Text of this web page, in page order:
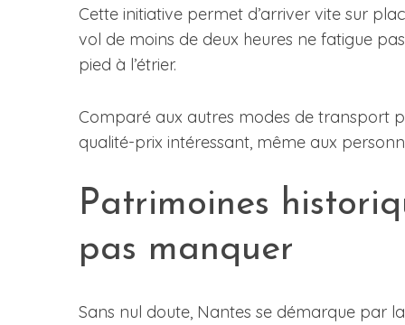
Cette initiative permet d’arriver vite sur
vol de moins de deux heures ne fatigue
pied à l’étrier.
Comparé aux autres modes de transport
qualité-prix intéressant, même aux
Patrimoines
pas manquer
Sans nul doute, Nantes se démarque par